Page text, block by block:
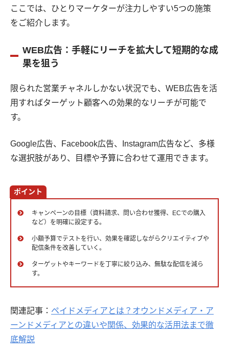
ここでは、ひとりマーケターが注力しやすい5つの施策
をご紹介します。
WEB広告：手軽にリーチを拡大して短期的な成
果を狙う
限られた営業チャネルしかない状況でも、WEB広告を活
用すればターゲット顧客への効果的なリーチが可能で
す。
Google広告、Facebook広告、Instagram広告など、多様
な選択肢があり、目標や予算に合わせて運用できます。
ポイント
キャンペーンの目標（資料請求、問い合わせ獲得、ECでの購入
など）を明確に設定する。
小額予算でテストを行い、効果を確認しながらクリエイティブや
配信条件を改善していく。
ターゲットやキーワードを丁寧に絞り込み、無駄な配信を減ら
す。
関連記事： ペイドメディアとは？オウンドメディア・ア
ーンドメディアとの違いや関係、効果的な活用法まで徹
底解説